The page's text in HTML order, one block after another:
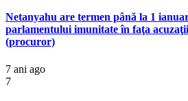
Netanyahu are termen până la 1
parlamentului imunitate în faţa
(procuror)
7 ani ago
7